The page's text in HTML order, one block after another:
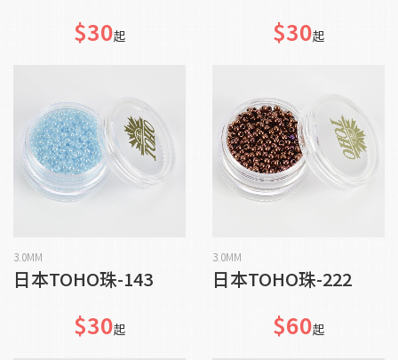
$30起 $30起
3.0MM
日本TOHO珠-143
$30起
3.0MM
日本TOHO珠-222
$60起